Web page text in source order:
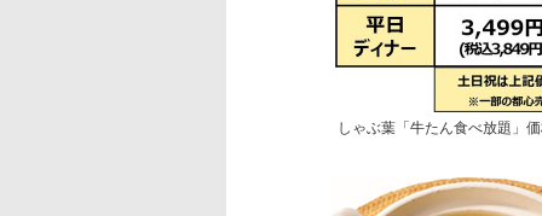
しゃぶ葉「牛たん食べ放題」